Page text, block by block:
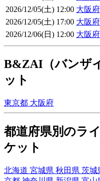
2026/12/05(土) 12:00 大阪府
2026/12/05(土) 17:00 大阪府
2026/12/06(日) 12:00 大阪府
B&ZAI（バンザ
ット
東京都 大阪府
都道府県別のラ
ケット
北海道 宮城県 秋田県 茨城